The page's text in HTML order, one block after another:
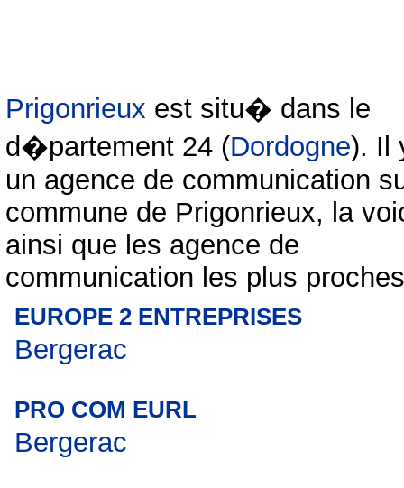
Prigonrieux est situ� dans le
d�partement 24 (Dordogne). Il
un agence de communication
commune de Prigonrieux, la
ainsi que les agence de
communication les plus
EUROPE 2 ENTREPRISES
Bergerac
PRO COM EURL
Bergerac